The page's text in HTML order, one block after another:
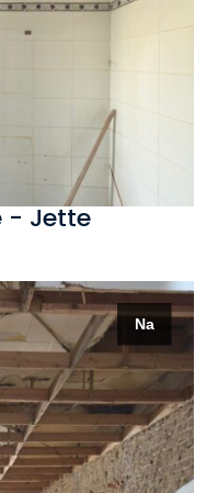
- Jette
Na